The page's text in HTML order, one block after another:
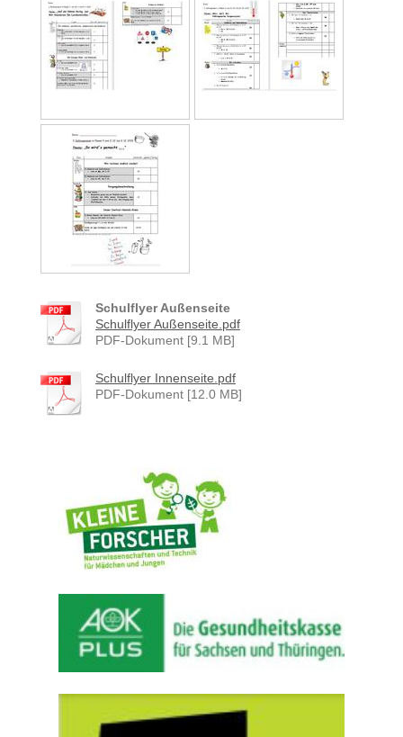
Schulflyer Außenseite
Schulflyer Außenseite.pdf
PDF-Dokument [9.1 MB]
Schulflyer Innenseite.pdf
PDF-Dokument [12.0 MB]